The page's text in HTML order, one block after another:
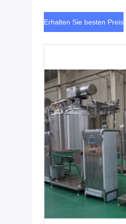
Erhalten Sie besten Preis